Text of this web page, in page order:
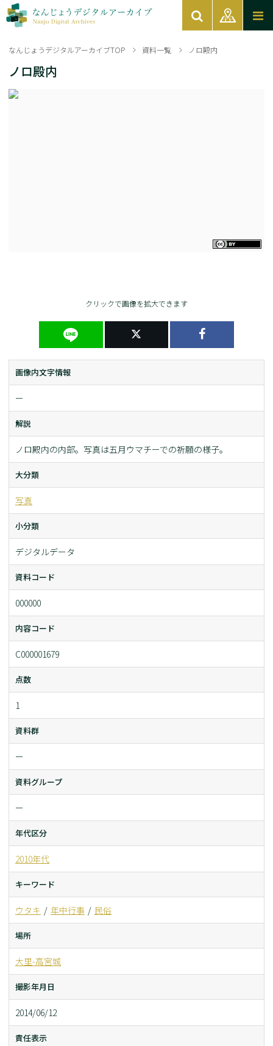
なんじょうデジタルアーカイブTOP 資料一覧 ノロ殿内
ノロ殿内
クリックで画像を拡大できます
画像内文字情報
ー
解説
ノロ殿内の内部。写真は五月ウマチーでの祈願の様子。
大分類
写真
小分類
デジタルデータ
資料コード
000000
内容コード
C000001679
点数
1
資料群
ー
資料グループ
ー
年代区分
2010年代
キーワード
ウタキ 年中行事 民俗
場所
大里-高宮城
撮影年月日
2014/06/12
責任表示